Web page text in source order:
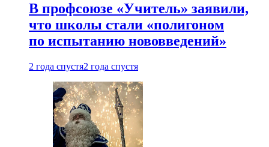
В профсоюзе «Учитель» заявили,
что школы стали «полигоном
по испытанию нововведений»
2 года спустя2 года спустя